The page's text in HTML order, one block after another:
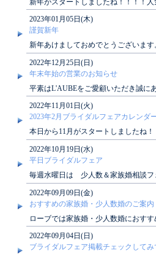
ですがご案内が可能でございます3月
ェアカレ..
2023年01月05日(木)
謹賀新年
新年あけましておめでとうございます
深く感謝申し上げます。本年も皆さま
2022年12月25日(日)
年末年始の営業のお知らせ
平素はL'AUBEをご愛顧いただき誠に
始休業期間につきまして、下記の通り
2022年11月01日(火)
2023年2月ブライダルフェアカレンダ
本日から11月がスタートしましたね
フェアカレンダーが掲載されました。
2022年10月19日(水)
平日ブライダルフェア
毎週水曜日は 少人数＆家族婚相談フ
ります♪「家族だけでアットホームに
く親しい..
2022年09月09日(金)
おすすめの家族婚・少人数婚のご案内
ローブでは家族婚・少人数婚におす
ざいます！アットホームな結婚式がし
す♪詳し..
2022年09月04日(日)
ブライダルフェア掲載チェックして